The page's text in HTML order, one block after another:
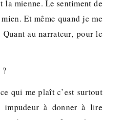
la mienne. Le sentiment de
Et même quand je me
Quant au narrateur, pour le
qui me plaît c’est surtout
impudeur à donner à lire